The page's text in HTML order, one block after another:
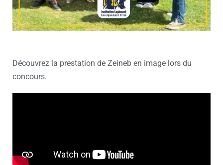
Découvrez la prestation de Zeineb en image lors du
concours.